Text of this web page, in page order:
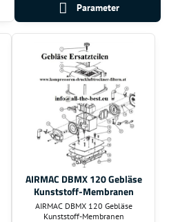
Parameter
AIRMAC DBMX 120 Gebläse
Kunststoff-Membranen
AIRMAC DBMX 120 Gebläse
Kunststoff-Membranen